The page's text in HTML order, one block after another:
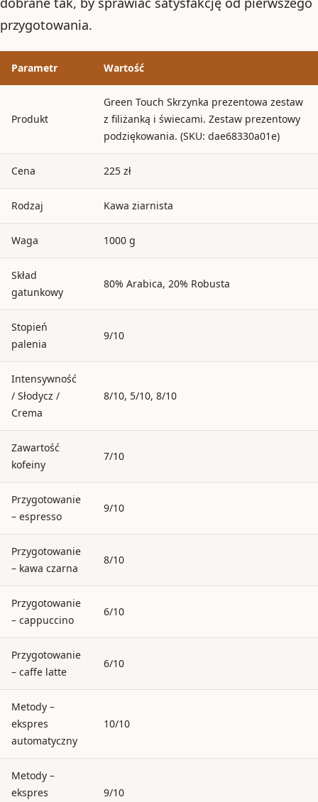
przygotowania.
Parametr Wartość
Produkt
Green Touch Skrzynka prezentowa zestaw
z filiżanką i świecami. Zestaw prezentowy
podziękowania. (SKU: dae68330a01e)
Cena 225 zł
Rodzaj Kawa ziarnista
Waga 1000 g
Skład
gatunkowy
80% Arabica, 20% Robusta
Stopień
palenia
9/10
Intensywność
/ Słodycz /
Crema
8/10, 5/10, 8/10
Zawartość
kofeiny
7/10
Przygotowanie
– espresso
9/10
Przygotowanie
– kawa czarna
8/10
Przygotowanie
– cappuccino
6/10
Przygotowanie
– caffe latte
6/10
Metody –
ekspres
automatyczny
10/10
Metody –
ekspres
9/10